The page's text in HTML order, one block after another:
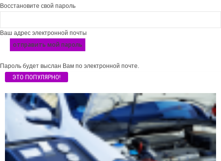
Восстановите свой пароль
Ваш адрес электронной почты
Пароль будет выслан Вам по электронной почте.
ЭТО ПОПУЛЯРНО!